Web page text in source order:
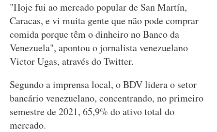
"Hoje fui ao mercado popular de San Martín,
Caracas, e vi muita gente que não pode comprar
comida porque têm o dinheiro no Banco da
Venezuela", apontou o jornalista venezuelano
Victor Ugas, através do Twitter.
Segundo a imprensa local, o BDV lidera o setor
bancário venezuelano, concentrando, no primeiro
semestre de 2021, 65,9% do ativo total do
mercado.